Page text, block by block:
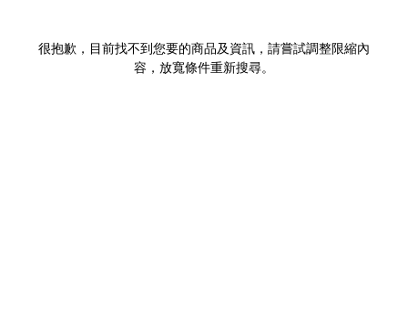
很抱歉，目前找不到您要的商品及資訊，請嘗試調整限縮內
容，放寬條件重新搜尋。